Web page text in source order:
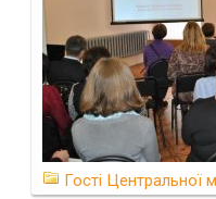
Гості Центральної